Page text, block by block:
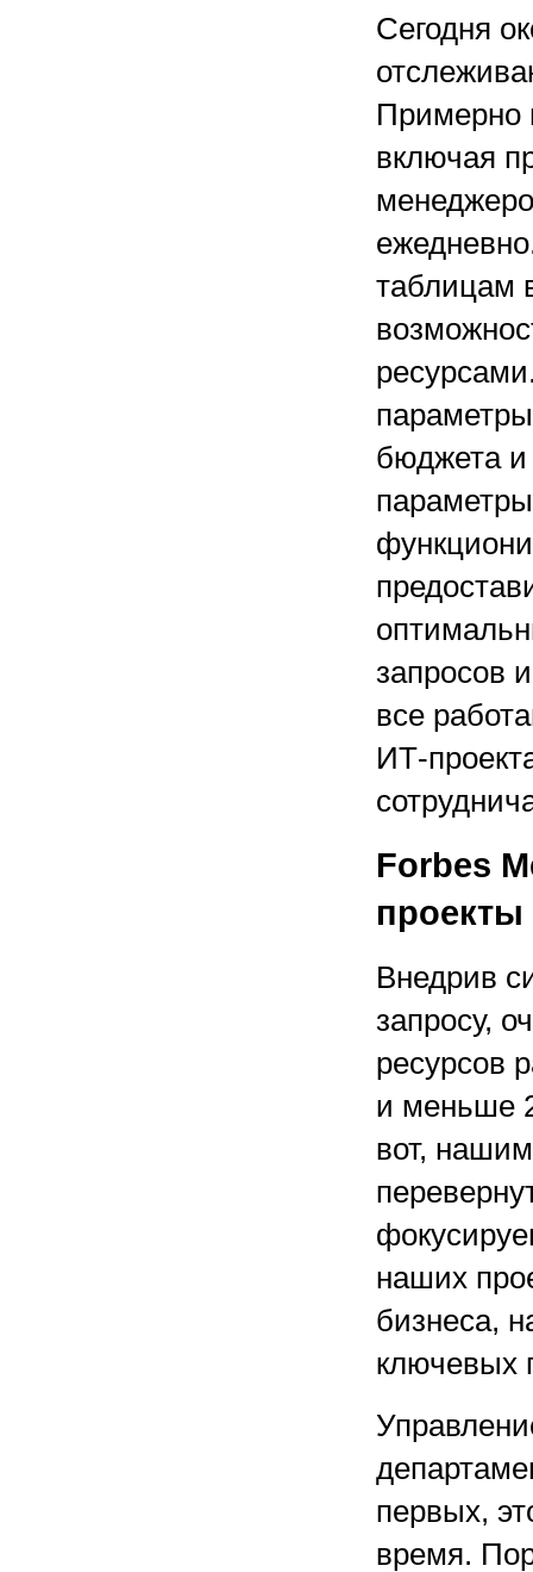
Сегодня
Примерно
включая
таблицам
бюджета и
запросов
все
ИТ-
Forbes
проекты
Внедрив
запросу,
ресурсов
и меньше
вот,
наших
бизнеса,
ключевых
первых,
время.